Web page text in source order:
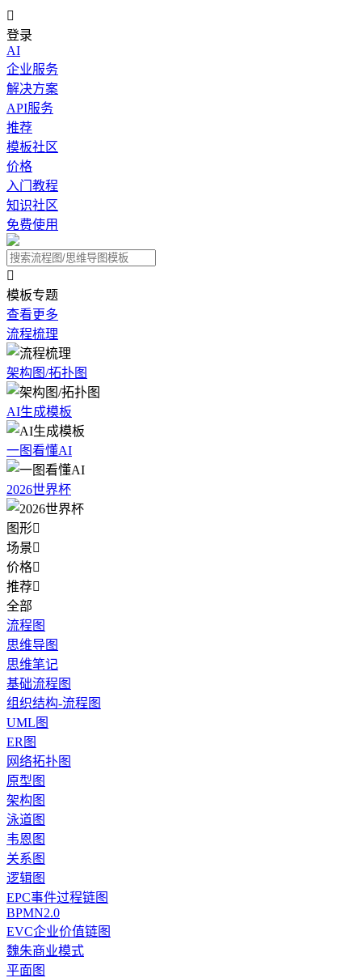

登录
AI
企业服务
解决方案
API服务
推荐
模板社区
价格
入门教程
知识社区
免费使用

模板专题
查看更多
流程梳理
架构图/拓扑图
AI生成模板
一图看懂AI
2026世界杯
图形
场景
价格
推荐
全部
流程图
思维导图
思维笔记
基础流程图
组织结构-流程图
UML图
ER图
网络拓扑图
原型图
架构图
泳道图
韦恩图
关系图
逻辑图
EPC事件过程链图
BPMN2.0
EVC企业价值链图
魏朱商业模式
平面图